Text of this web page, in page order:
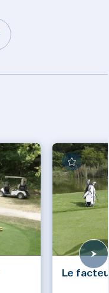
Le